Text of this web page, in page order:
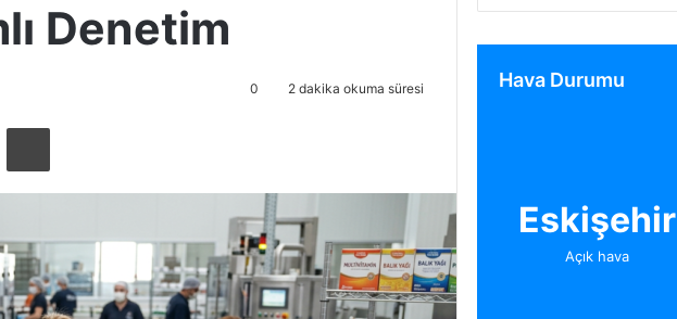
Denetim
0 2 dakika okuma süresi Hava Durumu
Eskişehir
Açık hava